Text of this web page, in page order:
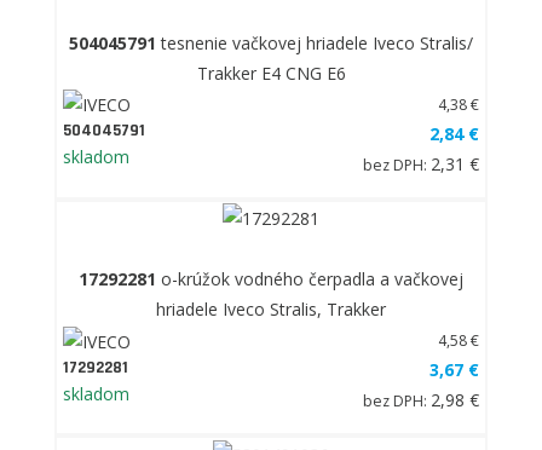
504045791 tesnenie vačkovej hriadele Iveco Stralis/
Trakker E4 CNG E6
504045791
skladom
4,38 €
2,84 €
bez DPH: 2,31 €
17292281 o-krúžok vodného čerpadla a vačkovej
hriadele Iveco Stralis, Trakker
17292281
skladom
4,58 €
3,67 €
bez DPH: 2,98 €